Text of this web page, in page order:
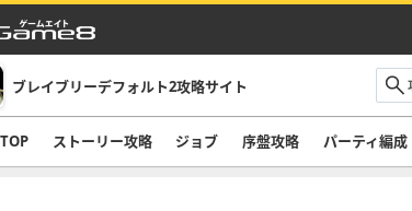
ブレイブリーデフォルト2攻略サイト
ストーリー攻略 ジョブ 序盤攻略 パーティ編成